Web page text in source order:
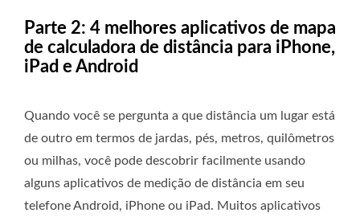
Parte 2: 4 melhores aplicativos de mapa
de calculadora de distância para iPhone,
iPad e Android
Quando você se pergunta a que distância um lugar está
de outro em termos de jardas, pés, metros, quilômetros
ou milhas, você pode descobrir facilmente usando
alguns aplicativos de medição de distância em seu
telefone Android, iPhone ou iPad. Muitos aplicativos